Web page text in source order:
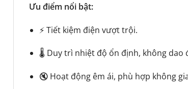
Ưu điểm nổi bật:
⚡ Tiết kiệm điện vượt trội.
🌡️ Duy trì nhiệt độ ổn định, không dao
🔇 Hoạt động êm ái, phù hợp không